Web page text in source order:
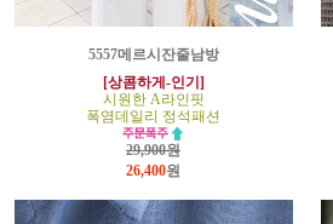
5557메르시잔줄남방
[상콤하게-인기]
시원한 A라인핏
폭염데일리 정석패션
29,900원
26,400원